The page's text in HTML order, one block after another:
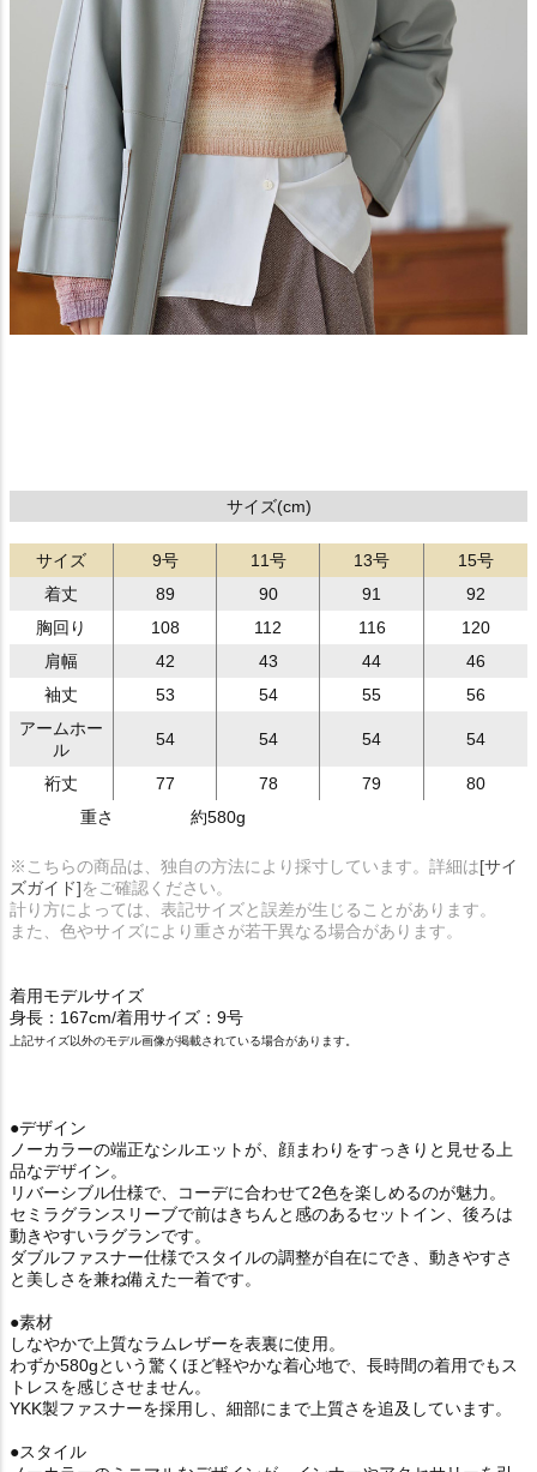
サイズ(cm)
サイズ 9号 11号 13号
15号
着丈
89 90 91
92
胸回り
108 112 116
120
肩幅
42 43 44
46
袖丈
53 54 55
56
アームホー
ル
54 54 54 54
裄丈 77 78 79
80
重さ
約580g
※こちらの商品は、独自の方法により採寸しています。詳細は[サイ
ズガイド]をご確認ください。
計り方によっては、表記サイズと誤差が生じることがあります。
また、色やサイズにより重さが若干異なる場合があります。
着用モデルサイズ
身長：167cm/着用サイズ：9号
上記サイズ以外のモデル画像が掲載されている場合があります。
●デザイン
ノーカラーの端正なシルエットが、顔まわりをすっきりと見せる上
品なデザイン。
リバーシブル仕様で、コーデに合わせて2色を楽しめるのが魅力。
セミラグランスリーブで前はきちんと感のあるセットイン、後ろは
動きやすいラグランです。
ダブルファスナー仕様でスタイルの調整が自在にでき、動きやすさ
と美しさを兼ね備えた一着です。
●素材
しなやかで上質なラムレザーを表裏に使用。
わずか580gという驚くほど軽やかな着心地で、長時間の着用でもス
トレスを感じさせません。
YKK製ファスナーを採用し、細部にまで上質さを追及しています。
●スタイル